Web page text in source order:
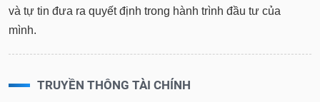
và tự tin đưa ra quyết định trong hành trình đầu tư của
mình.
TRUYỀN THÔNG TÀI CHÍNH